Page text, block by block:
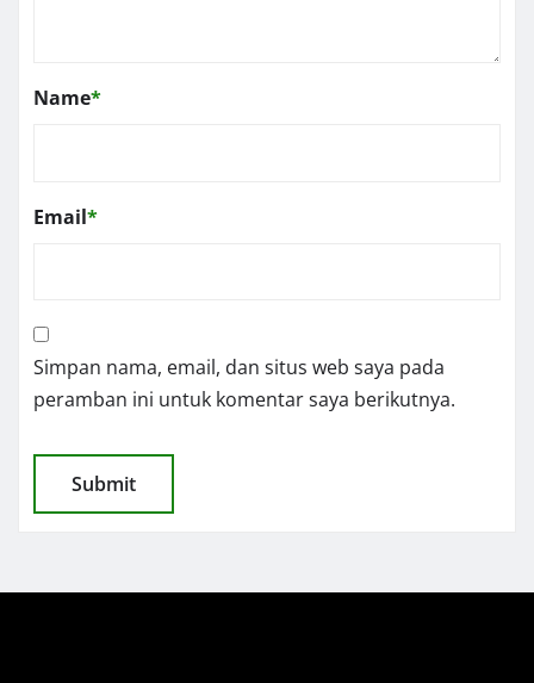
Name*
Email*
Simpan nama, email, dan situs web saya pada
peramban ini untuk komentar saya berikutnya.